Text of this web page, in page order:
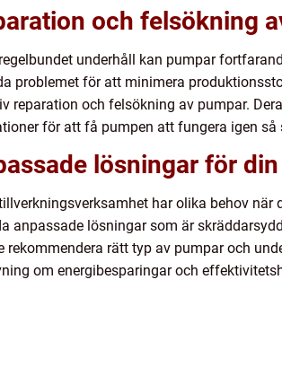
och felsökning
underhåll kan pumpar
problemet för att minimera
reparation och felsökning av pumpar.
för att få pumpen att fungera igen
lösningar för
har olika behov
anpassade lösningar som är
rekommendera rätt typ av pumpar och
om energibesparingar och